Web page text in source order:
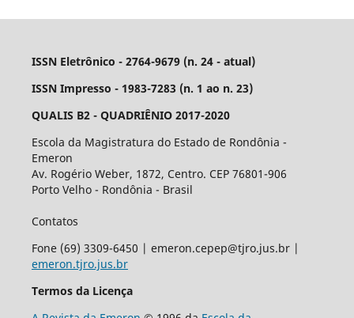
ISSN Eletrônico - 2764-9679 (n. 24 - atual)
ISSN Impresso - 1983-7283 (n. 1 ao n. 23)
QUALIS B2 - QUADRIÊNIO 2017-2020
Escola da Magistratura do Estado de Rondônia -
Emeron
Av. Rogério Weber, 1872, Centro. CEP 76801-906
Porto Velho - Rondônia - Brasil
Contatos
Fone (69) 3309-6450 | emeron.cepep@tjro.jus.br |
emeron.tjro.jus.br
Termos da Licença